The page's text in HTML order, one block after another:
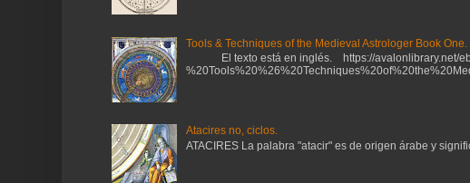
Tools & Techniques of the Medieval Astrologer Book One.
El texto está en inglés. https://avalonlibrary.net/
Atacires no, ciclos.
ATACIRES La palabra "atacir" es de origen árabe y